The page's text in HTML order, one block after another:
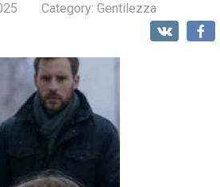
Category: Gentilezza